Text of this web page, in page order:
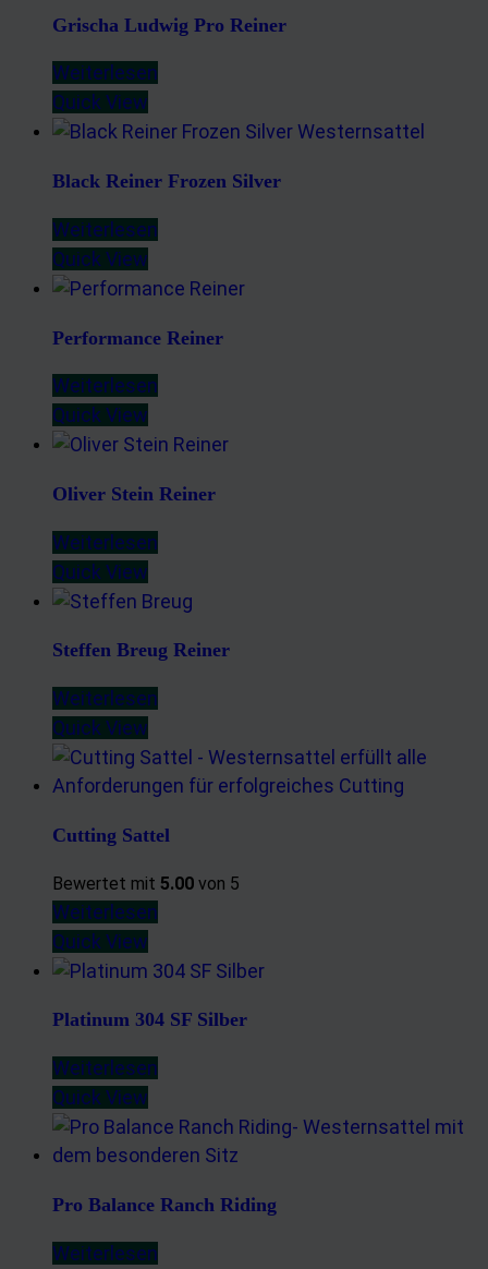
Grischa Ludwig Pro Reiner
Weiterlesen
Quick View
Black Reiner Frozen Silver
Weiterlesen
Quick View
Performance Reiner
Weiterlesen
Quick View
Oliver Stein Reiner
Weiterlesen
Quick View
Steffen Breug Reiner
Weiterlesen
Quick View
Cutting Sattel
Bewertet mit 5.00 von 5
Weiterlesen
Quick View
Platinum 304 SF Silber
Weiterlesen
Quick View
Pro Balance Ranch Riding
Weiterlesen